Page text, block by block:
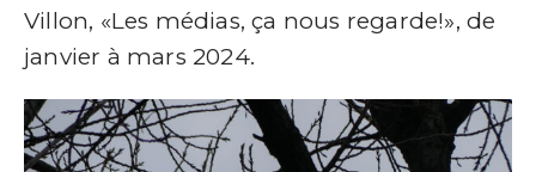
Villon, «Les médias, ça nous regarde!», de
janvier à mars 2024.